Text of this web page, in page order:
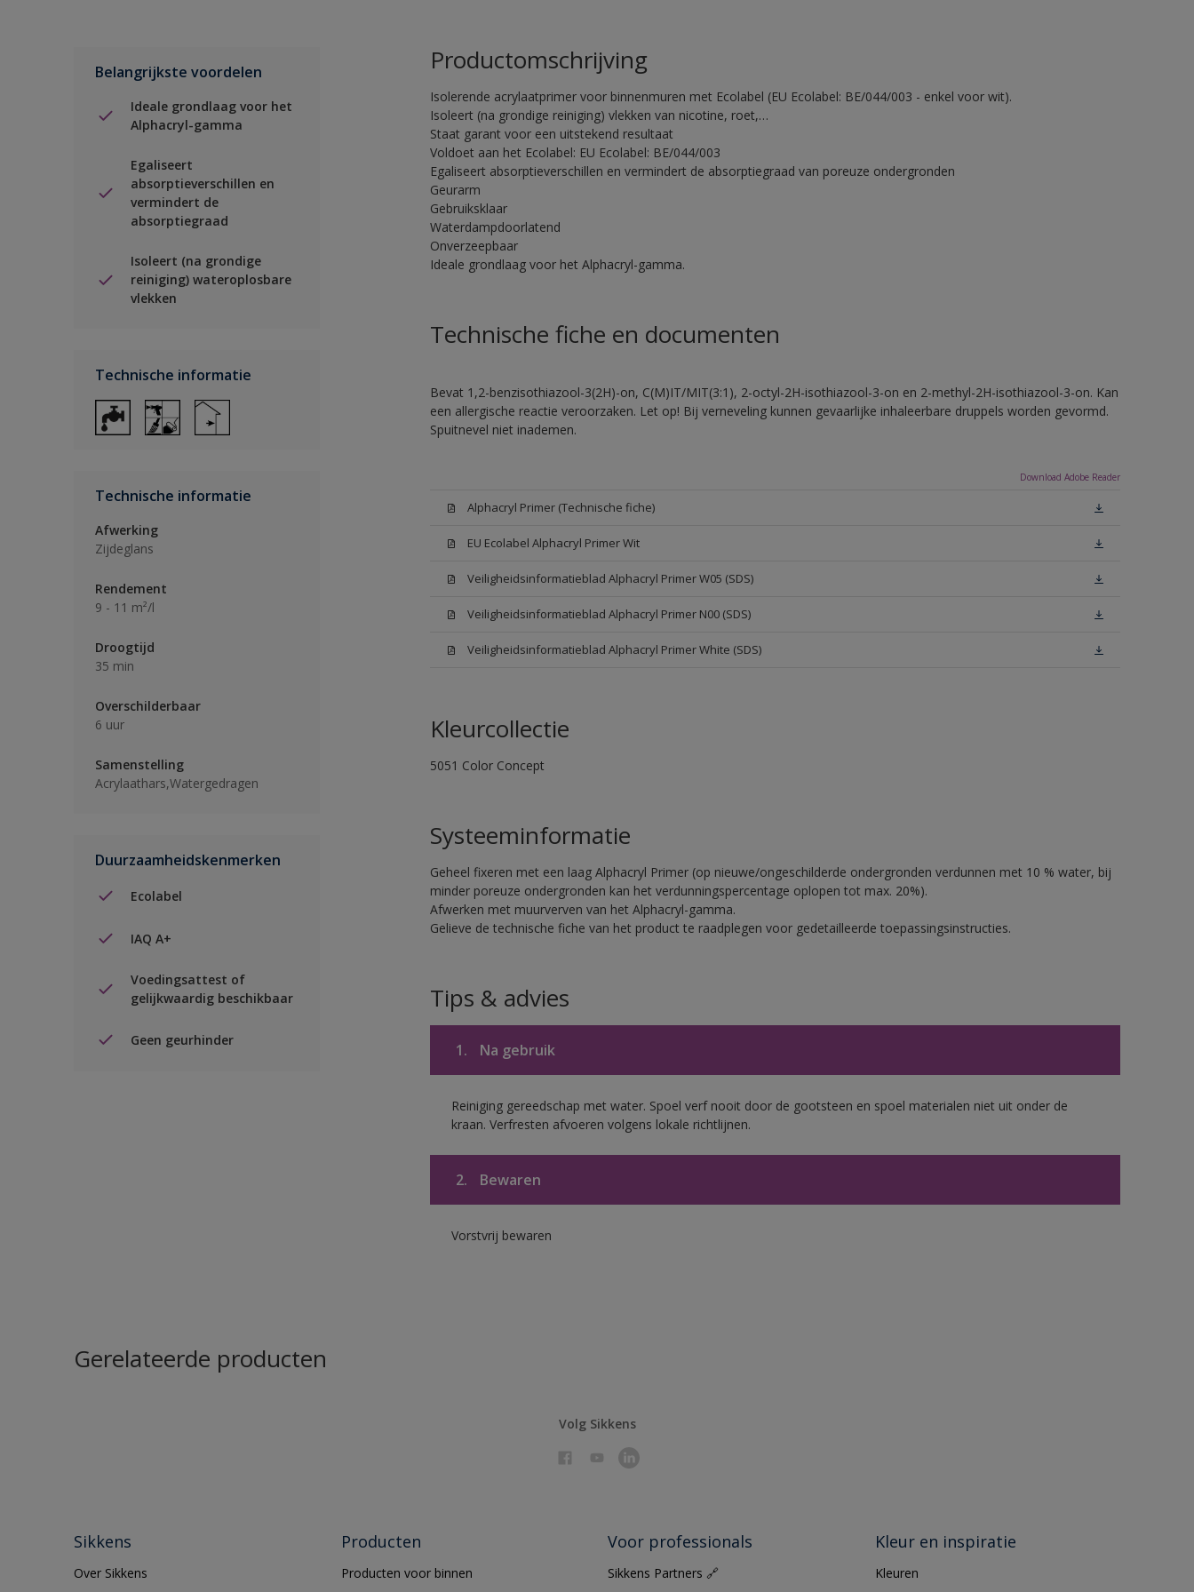
Belangrijkste voordelen
Ideale grondlaag voor het
Alphacryl-gamma
Egaliseert
absorptieverschillen en
vermindert de
absorptiegraad
Isoleert (na grondige
reiniging) wateroplosbare
vlekken
Technische informatie
Technische informatie
Afwerking
Zijdeglans
Rendement
9 - 11 m²/l
Droogtijd
35 min
Overschilderbaar
6 uur
Samenstelling
Acrylaathars,Watergedragen
Duurzaamheidskenmerken
Ecolabel
IAQ A+
Voedingsattest of
gelijkwaardig beschikbaar
Geen geurhinder
Productomschrijving
Isolerende acrylaatprimer voor binnenmuren met Ecolabel (EU Ecolabel: BE/044/003 - enkel voor wit).
Isoleert (na grondige reiniging) vlekken van nicotine, roet,…
Staat garant voor een uitstekend resultaat
Voldoet aan het Ecolabel: EU Ecolabel: BE/044/003
Egaliseert absorptieverschillen en vermindert de absorptiegraad van poreuze ondergronden
Geurarm
Gebruiksklaar
Waterdampdoorlatend
Onverzeepbaar
Ideale grondlaag voor het Alphacryl-gamma.
Technische fiche en documenten
Bevat 1,2-benzisothiazool-3(2H)-on, C(M)IT/MIT(3:1), 2-octyl-2H-isothiazool-3-on en 2-methyl-2H-isothiazool-3-on. Kan
een allergische reactie veroorzaken. Let op! Bij verneveling kunnen gevaarlijke inhaleerbare druppels worden gevormd.
Spuitnevel niet inademen.
Download Adobe Reader
Alphacryl Primer (Technische fiche)
EU Ecolabel Alphacryl Primer Wit
Veiligheidsinformatieblad Alphacryl Primer W05 (SDS)
Veiligheidsinformatieblad Alphacryl Primer N00 (SDS)
Veiligheidsinformatieblad Alphacryl Primer White (SDS)
Kleurcollectie
5051 Color Concept
Systeeminformatie
Geheel fixeren met een laag Alphacryl Primer (op nieuwe/ongeschilderde ondergronden verdunnen met 10 % water, bij
minder poreuze ondergronden kan het verdunningspercentage oplopen tot max. 20%).
Afwerken met muurverven van het Alphacryl-gamma.
Gelieve de technische fiche van het product te raadplegen voor gedetailleerde toepassingsinstructies.
Tips & advies
1. Na gebruik
Reiniging gereedschap met water. Spoel verf nooit door de gootsteen en spoel materialen niet uit onder de
kraan. Verfresten afvoeren volgens lokale richtlijnen.
2. Bewaren
Vorstvrij bewaren
Gerelateerde producten
Volg Sikkens
Sikkens
Over Sikkens
Producten
Producten voor binnen
Voor professionals
Sikkens Partners 🔗
Kleur en inspiratie
Kleuren